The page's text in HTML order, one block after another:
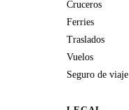
Cruceros
Ferries
Traslados
Vuelos
Seguro de viaje